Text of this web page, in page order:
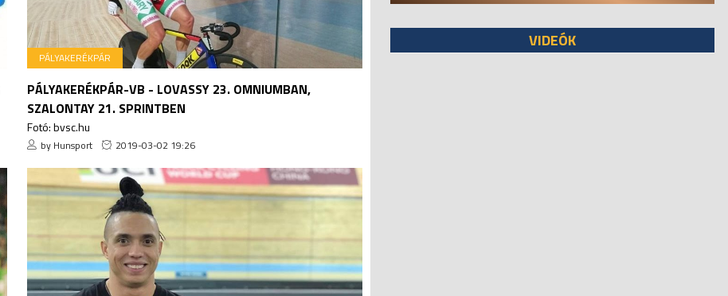
PÁLYAKERÉKPÁR
PÁLYAKERÉKPÁR-VB - LOVASSY 23. OMNIUMBAN,
SZALONTAY 21. SPRINTBEN
Fotó: bvsc.hu
by Hunsport 2019-03-02 19:26
VIDEÓK